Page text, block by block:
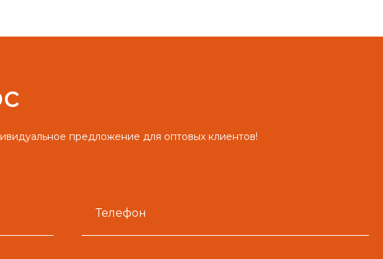
предложение для оптовых клиентов!
Телефон